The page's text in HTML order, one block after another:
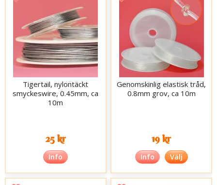
Tigertail, nylontäckt
smyckeswire, 0.45mm, ca
10m
25 kr
Info
Genomskinlig elastisk tråd,
0.8mm grov, ca 10m
19 kr
Info Välj